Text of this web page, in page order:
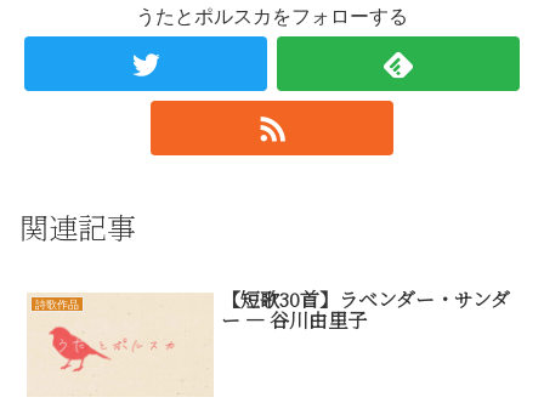
うたとポルスカをフォローする
関連記事
詩歌作品 【短歌30首】ラベンダー・サンダ
ー — 谷川由里子